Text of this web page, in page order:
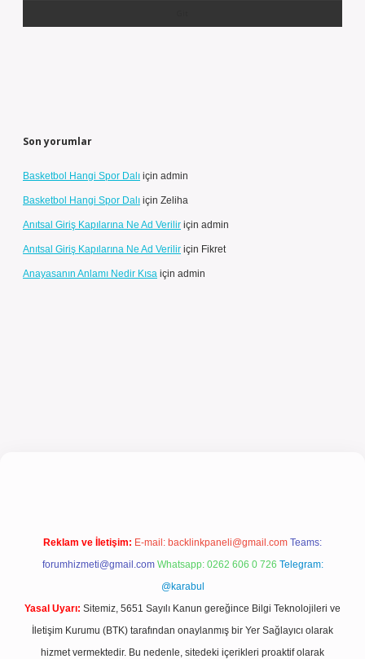
Son yorumlar
Basketbol Hangi Spor Dalı için admin
Basketbol Hangi Spor Dalı için Zeliha
Anıtsal Giriş Kapılarına Ne Ad Verilir için admin
Anıtsal Giriş Kapılarına Ne Ad Verilir için Fikret
Anayasanın Anlamı Nedir Kısa için admin
Reklam ve İletişim: E-mail: backlinkpaneli@gmail.com Teams:
forumhizmeti@gmail.com Whatsapp: 0262 606 0 726 Telegram:
@karabul
Yasal Uyarı: Sitemiz, 5651 Sayılı Kanun gereğince Bilgi Teknolojileri ve
İletişim Kurumu (BTK) tarafından onaylanmış bir Yer Sağlayıcı olarak
hizmet vermektedir. Bu nedenle, sitedeki içerikleri proaktif olarak